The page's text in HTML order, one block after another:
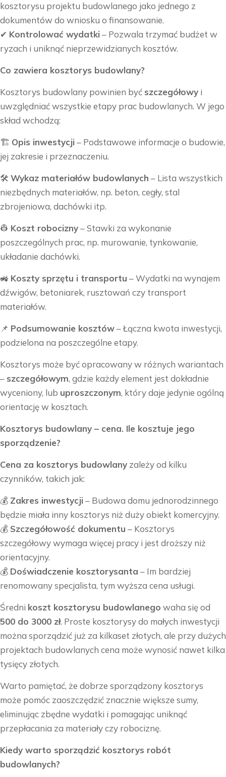
kosztorysu projektu budowlanego jako jednego z
dokumentów do wniosku o finansowanie.
✔ Kontrolować wydatki – Pozwala trzymać budżet w
ryzach i uniknąć nieprzewidzianych kosztów.
Co zawiera kosztorys budowlany?
Kosztorys budowlany powinien być szczegółowy i
uwzględniać wszystkie etapy prac budowlanych. W jego
skład wchodzą:
🏗 Opis inwestycji – Podstawowe informacje o budowie,
jej zakresie i przeznaczeniu.
🛠 Wykaz materiałów budowlanych – Lista wszystkich
niezbędnych materiałów, np. beton, cegły, stal
zbrojeniowa, dachówki itp.
👷 Koszt robocizny– Stawki za wykonanie
poszczególnych prac, np. murowanie, tynkowanie,
układanie dachówki.
🚜 Koszty sprzętu i transportu – Wydatki na wynajem
dźwigów, betoniarek, rusztowań czy transport
materiałów.
📌 Podsumowanie kosztów– Łączna kwota inwestycji,
podzielona na poszczególne etapy.
Kosztorys może być opracowany w różnych wariantach
– szczegółowym, gdzie każdy element jest dokładnie
wyceniony, lub uproszczonym, który daje jedynie ogólną
orientację w kosztach.
Kosztorys budowlany – cena. Ile kosztuje jego
sporządzenie?
Cena za kosztorys budowlany zależy od kilku
czynników, takich jak:
💰 Zakres inwestycji – Budowa domu jednorodzinnego
będzie miała inny kosztorys niż duży obiekt komercyjny.
💰 Szczegółowość dokumentu – Kosztorys
szczegółowy wymaga więcej pracy i jest droższy niż
orientacyjny.
💰 Doświadczenie kosztorysanta – Im bardziej
renomowany specjalista, tym wyższa cena usługi.
Średni koszt kosztorysu budowlanego waha się od
500 do 3000 zł. Proste kosztorysy do małych inwestycji
można sporządzić już za kilkaset złotych, ale przy dużych
projektach budowlanych cena może wynosić nawet kilka
tysięcy złotych.
Warto pamiętać, że dobrze sporządzony kosztorys
może pomóc zaoszczędzić znacznie większe sumy,
eliminując zbędne wydatki i pomagając uniknąć
przepłacania za materiały czy robociznę.
Kiedy warto sporządzić kosztorys robót
budowlanych?